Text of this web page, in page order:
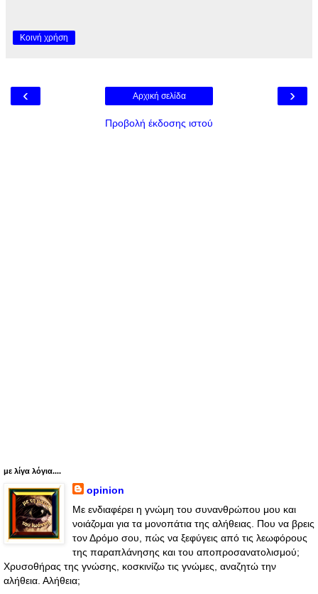
Κοινή χρήση
‹ ›
Αρχική σελίδα
Προβολή έκδοσης ιστού
με λίγα λόγια....
opinion
Με ενδιαφέρει η γνώμη του συνανθρώπου μου και
νοιάζομαι για τα μονοπάτια της αλήθειας. Που να βρεις
τον Δρόμο σου, πώς να ξεφύγεις από τις λεωφόρους
της παραπλάνησης και του αποπροσανατολισμού;
Χρυσοθήρας της γνώσης, κοσκινίζω τις γνώμες, αναζητώ την
αλήθεια. Αλήθεια;